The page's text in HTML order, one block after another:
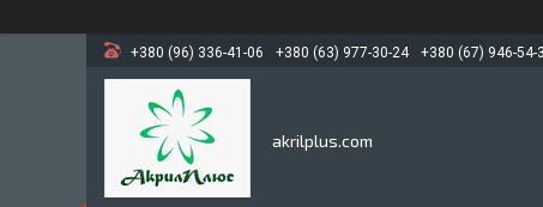
+380 (96) 336-41-06 +380 (63) 977-30-24 +380 (67) 946-54-
akrilplus.com